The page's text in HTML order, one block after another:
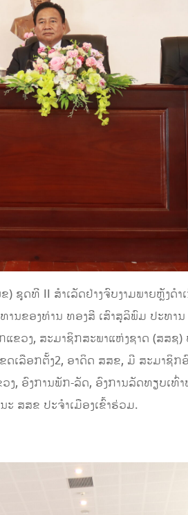
ດທີ II ສໍາເລັດຢ່າງຈົບງາມພາຍຫຼັງດໍາ
ານຂອງທ່ານ ທອງສີ ເສົາສຸລິພົມ ປະທາ
ແຂວງ, ສະມາຊິກສະພາແຫ່ງຊາດ (ສສຊ
ເລືອກຕັ້ງ2, ອາດິດ ສສຂ, ມີ ສະມາຊິກ
ງ, ອົງການພັກ-ລັດ, ອົງການລັດທຽບເ
ສສຂ ປະຈໍາເມືອງເຂົ້າຮ່ວມ.